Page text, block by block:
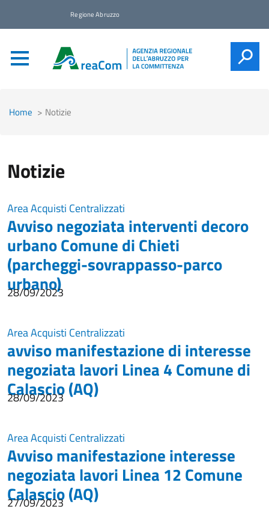
Regione Abruzzo
Home Notizie
Notizie
Area Acquisti Centralizzati
Avviso negoziata interventi decoro
urbano Comune di Chieti
(parcheggi-sovrappasso-parco
urbano)
28/09/2023
Area Acquisti Centralizzati
avviso manifestazione di interesse
negoziata lavori Linea 4 Comune di
Calascio (AQ)
28/09/2023
Area Acquisti Centralizzati
Avviso manifestazione interesse
negoziata lavori Linea 12 Comune
Calascio (AQ)
27/09/2023